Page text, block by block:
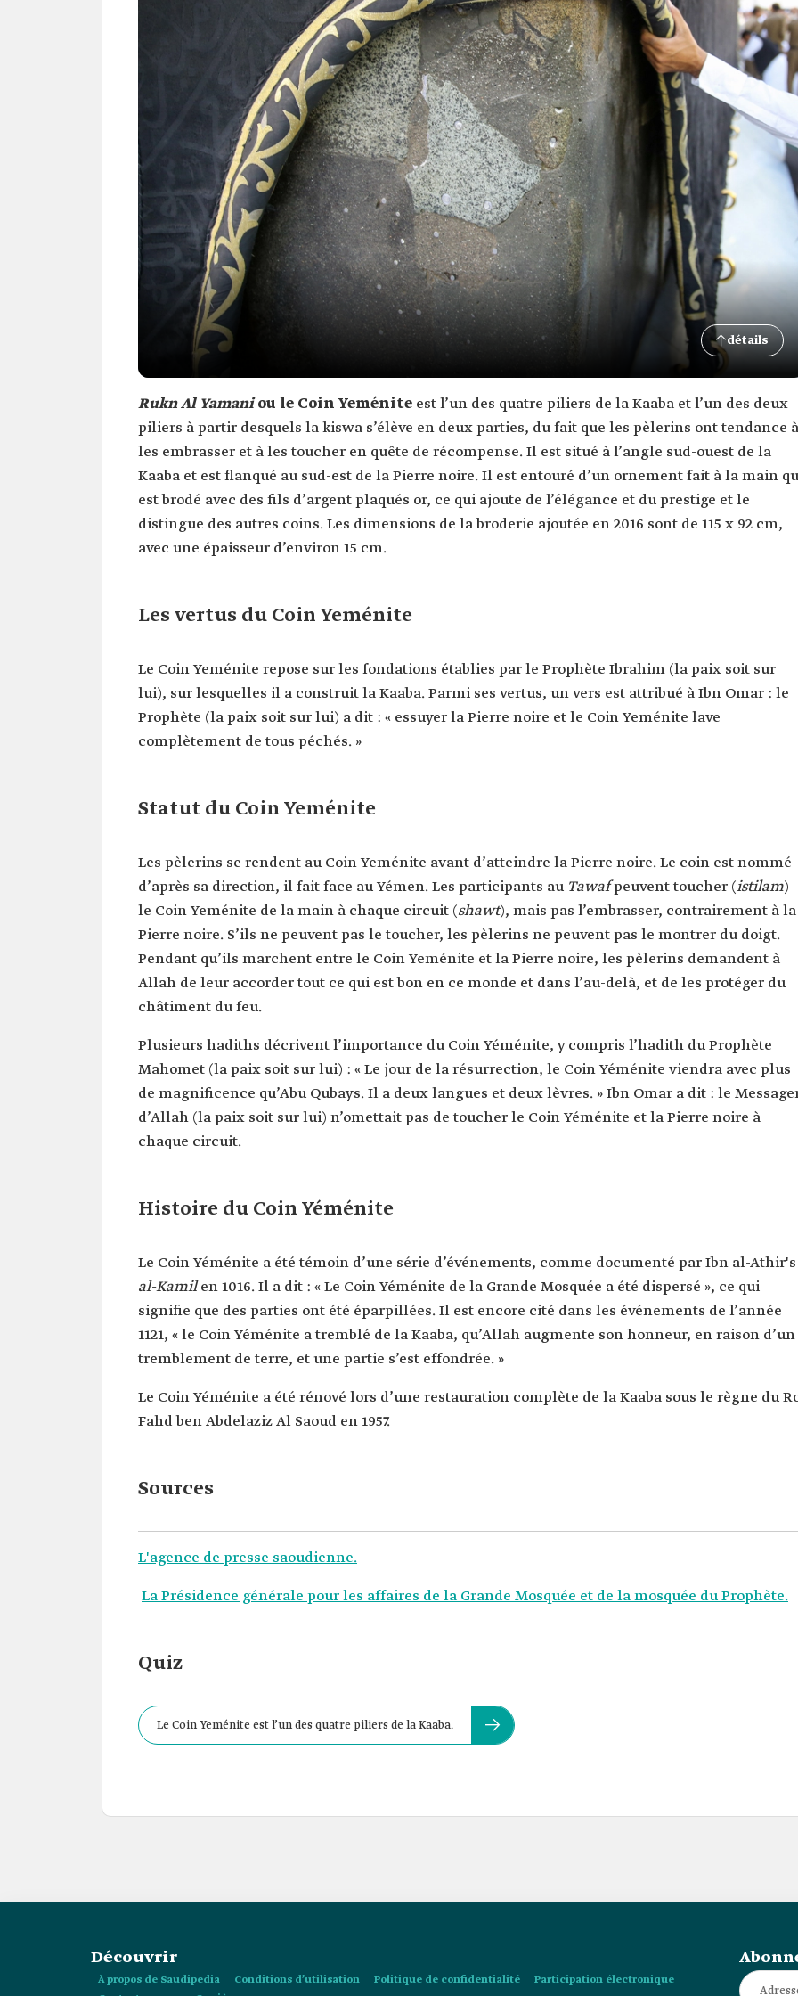
détails
Rukn Al Yamaniou le Coin Yeménite est l’un des quatre piliers de la Kaaba et l’un des deux
piliers à partir desquels la kiswa s’élève en deux parties, du fait que les pèlerins ont tendance à
les embrasser et à les toucher en quête de récompense. Il est situé à l’angle sud-ouest de la
Kaaba et est flanqué au sud-est de la Pierre noire. Il est entouré d’un ornement fait à la main
est brodé avec des fils d’argent plaqués or, ce qui ajoute de l’élégance et du prestige et le
distingue des autres coins. Les dimensions de la broderie ajoutée en 2016 sont de 115 x 92 cm,
avec une épaisseur d’environ 15 cm.
Les vertus du Coin Yeménite
Le Coin Yeménite repose sur les fondations établies par le Prophète Ibrahim (la paix soit sur
lui), sur lesquelles il a construit la Kaaba. Parmi ses vertus, un vers est attribué à Ibn Omar : le
Prophète (la paix soit sur lui) a dit : « essuyer la Pierre noire et le Coin Yeménite lave
complètement de tous péchés. »
Statut du Coin Yeménite
Les pèlerins se rendent au Coin Yeménite avant d’atteindre la Pierre noire. Le coin est nommé
d’après sa direction, il fait face au Yémen. Les participants au Tawafpeuvent toucher (istilam)
le Coin Yeménite de la main à chaque circuit (shawt), mais pas l’embrasser, contrairement à la
Pierre noire. S’ils ne peuvent pas le toucher, les pèlerins ne peuvent pas le montrer du doigt.
Pendant qu’ils marchent entre le Coin Yeménite et la Pierre noire, les pèlerins demandent à
Allah de leur accorder tout ce qui est bon en ce monde et dans l’au-delà, et de les protéger du
châtiment du feu.
Plusieurs hadiths décrivent l’importance du Coin Yéménite, y compris l’hadith du Prophète
Mahomet (la paix soit sur lui) : « Le jour de la résurrection, le Coin Yéménite viendra avec plus
de magnificence qu’Abu Qubays. Il a deux langues et deux lèvres. » Ibn Omar a dit : le
d’Allah (la paix soit sur lui) n’omettait pas de toucher le Coin Yéménite et la Pierre noire à
chaque circuit.
Histoire du Coin Yéménite
Le Coin Yéménite a été témoin d’une série d’événements, comme documenté par Ibn al-Athir's
al-Kamilen 1016. Il a dit : « Le Coin Yéménite de la Grande Mosquée a été dispersé », ce qui
signifie que des parties ont été éparpillées. Il est encore cité dans les événements de l’année
1121, « le Coin Yéménite a tremblé de la Kaaba, qu’Allah augmente son honneur, en raison d’un
tremblement de terre, et une partie s’est effondrée. »
Le Coin Yéménite a été rénové lors d’une restauration complète de la Kaaba sous le règne du
Fahd ben Abdelaziz Al Saoud en 1957.
Sources
L'agence de presse saoudienne.
La Présidence générale pour les affaires de la Grande Mosquée et de la mosquée du Prophète.
Quiz
Le Coin Yeménite est l’un des quatre piliers de la Kaaba.
Découvrir
À propos de Saudipedia Conditions d’utilisation Politique de confidentialité
Participation électronique